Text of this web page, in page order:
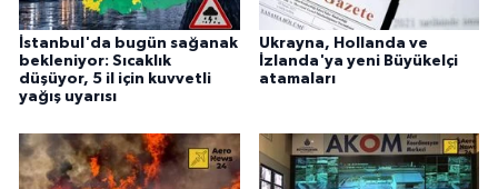
İstanbul'da bugün sağanak
bekleniyor: Sıcaklık
düşüyor, 5 il için kuvvetli
yağış uyarısı
Ukrayna, Hollanda ve
İzlanda'ya yeni Büyükelçi
atamaları